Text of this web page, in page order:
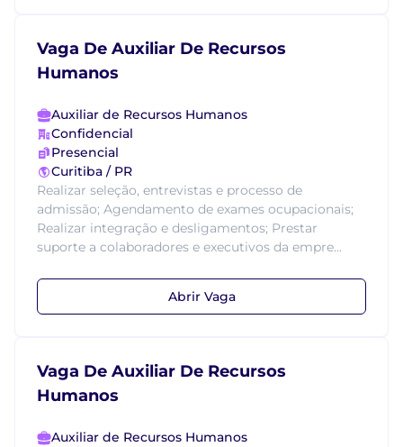
Vaga De Auxiliar De Recursos
Humanos
Auxiliar de Recursos Humanos
Confidencial
Presencial
Curitiba / PR
Realizar seleção, entrevistas e processo de
admissão; Agendamento de exames ocupacionais;
Realizar integração e desligamentos; Prestar
suporte a colaboradores e executivos da empre...
Abrir Vaga
Vaga De Auxiliar De Recursos
Humanos
Auxiliar de Recursos Humanos